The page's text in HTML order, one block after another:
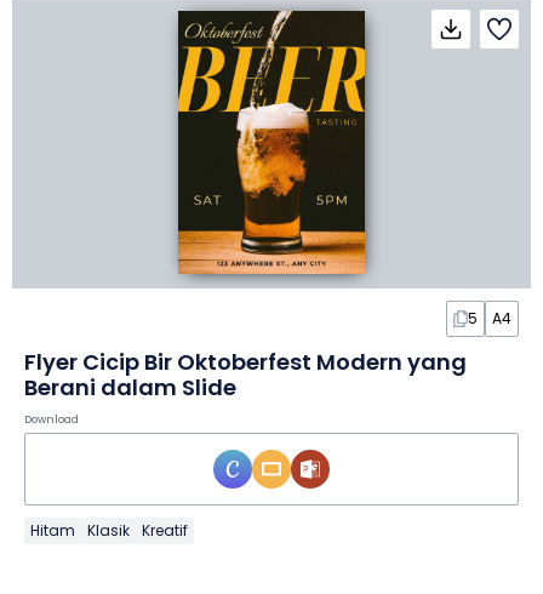
5 A4
Flyer Cicip Bir Oktoberfest Modern yang
Berani dalam Slide
Download
Hitam Klasik Kreatif